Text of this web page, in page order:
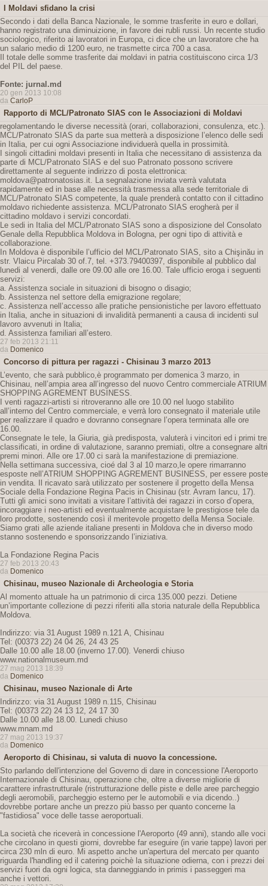
I Moldavi sfidano la crisi
Secondo i dati della Banca Nazionale, le somme trasferite in euro e dollari,
hanno registrato una diminuizione, in favore dei rubli russi. Un recente studio
sociologico, riferito ai lavoratori in Europa, ci dice che un lavoratore che ha
un salario medio di 1200 euro, ne trasmette circa 700 a casa.
Il totale delle somme trasferite dai moldavi in patria costituiscono circa 1/3
del PIL del paese.
Fonte: jurnal.md
20 gen 2013 10:08
da CarloP
Rapporto di MCL/Patronato SIAS con le Associazioni di Moldavi
regolamentando le diverse necessità (orari, collaborazioni, consulenza, etc.).
MCL/Patronato SIAS da parte sua metterà a disposizione l’elenco delle sedi
in Italia, per cui ogni Associazione individuerà quella in prossimità.
I singoli cittadini moldavi presenti in Italia che necessitano di assistenza da
parte di MCL/Patronato SIAS e del suo Patronato possono scrivere
direttamente al seguente indirizzo di posta elettronica:
moldova@patronatosias.it. La segnalazione inviata verrà valutata
rapidamente ed in base alle necessità trasmessa alla sede territoriale di
MCL/Patronato SIAS competente, la quale prenderà contatto con il cittadino
moldavo richiedente assistenza. MCL/Patronato SIAS erogherà per il
cittadino moldavo i servizi concordati.
Le sedi in Italia del MCL/Patronato SIAS sono a disposizione del Consolato
Genale della Repubblica Moldova in Bologna, per ogni tipo di attività e
collaborazione.
In Moldova è disponibile l’ufficio del MCL/Patronato SIAS, sito a Chişinău in
str. Vlaicu Pircalab 30 of.7, tel. +373.79400397, disponibile al pubblico dal
lunedi al venerdi, dalle ore 09.00 alle ore 16.00. Tale ufficio eroga i seguenti
servizi:
a. Assistenza sociale in situazioni di bisogno o disagio;
b. Assistenza nel settore della emigrazione regolare;
c. Assistenza nell’accesso alle pratiche pensionistiche per lavoro effettuato
in Italia, anche in situazioni di invalidità permanenti a causa di incidenti sul
lavoro avvenuti in Italia;
d. Assistenza familiari all’estero.
27 feb 2013 21:11
da Domenico
Concorso di pittura per ragazzi - Chisinau 3 marzo 2013
L’evento, che sarà pubblico,è programmato per domenica 3 marzo, in
Chisinau, nell’ampia area all’ingresso del nuovo Centro commerciale ATRIUM
SHOPPING AGREMENT BUSINESS.
I venti ragazzi-artisti si ritroveranno alle ore 10.00 nel luogo stabilito
all’interno del Centro commerciale, e verrà loro consegnato il materiale utile
per realizzare il quadro e dovranno consegnare l’opera terminata alle ore
16.00.
Consegnate le tele, la Giuria, già predisposta, valuterà i vincitori ed i primi tre
classificati, in ordine di valutazione, saranno premiati, oltre a consegnare altri
premi minori. Alle ore 17.00 ci sarà la manifestazione di premiazione.
Nella settimana successiva, cioé dal 3 al 10 marzo,le opere rimarranno
esposte nell’ATRIUM SHOPPING AGREMENT BUSINESS, per essere poste
in vendita. Il ricavato sarà utilizzato per sostenere il progetto della Mensa
Sociale della Fondazione Regina Pacis in Chisinau (str. Avram Iancu, 17).
Tutti gli amici sono invitati a visitare l’attività dei ragazzi in corso d’opera,
incoraggiare i neo-artisti ed eventualmente acquistare le prestigiose tele da
loro prodotte, sostenendo così il meritevole progetto della Mensa Sociale.
Siamo grati alle aziende italiane presenti in Moldova che in diverso modo
stanno sostenendo e sponsorizzando l’iniziativa.
La Fondazione Regina Pacis
27 feb 2013 20:43
da Domenico
Chisinau, museo Nazionale di Archeologia e Storia
Al momento attuale ha un patrimonio di circa 135.000 pezzi. Detiene
un’importante collezione di pezzi riferiti alla storia naturale della Repubblica
Moldova.
Indirizzo: via 31 August 1989 n.121 A, Chisinau
Tel: (00373 22) 24 04 26, 24 43 25
Dalle 10.00 alle 18.00 (inverno 17.00). Venerdi chiuso
www.nationalmuseum.md
27 mag 2013 18:39
da Domenico
Chisinau, museo Nazionale di Arte
Indirizzo: via 31 August 1989 n.115, Chisinau
Tel: (00373 22) 24 13 12, 24 17 30
Dalle 10.00 alle 18.00. Lunedi chiuso
www.mnam.md
27 mag 2013 19:37
da Domenico
Aeroporto di Chisinau, si valuta di nuovo la concessione.
Sto parlando dell'intenzione del Governo di dare in concessione l'Aeroporto
Internazionale di Chisinau, operazione che, oltre a diverse migliorie di
carattere infrastrutturale (ristrutturazione delle piste e delle aree parcheggio
degli aeromobili, parcheggio esterno per le automobili e via dicendo..)
dovrebbe portare anche un prezzo più basso per quanto concerne la
"fastidiosa" voce delle tasse aeroportuali.
La società che riceverà in concessione l'Aeroporto (49 anni), stando alle voci
che circolano in questi giorni, dovrebbe far eseguire (in varie tappe) lavori per
circa 230 mln di euro. Mi aspetto anche un'apertura del mercato per quanto
riguarda l'handling ed il catering poichè la situazione odierna, con i prezzi dei
servizi fuori da ogni logica, sta danneggiando in primis i passeggeri ma
anche i vettori.